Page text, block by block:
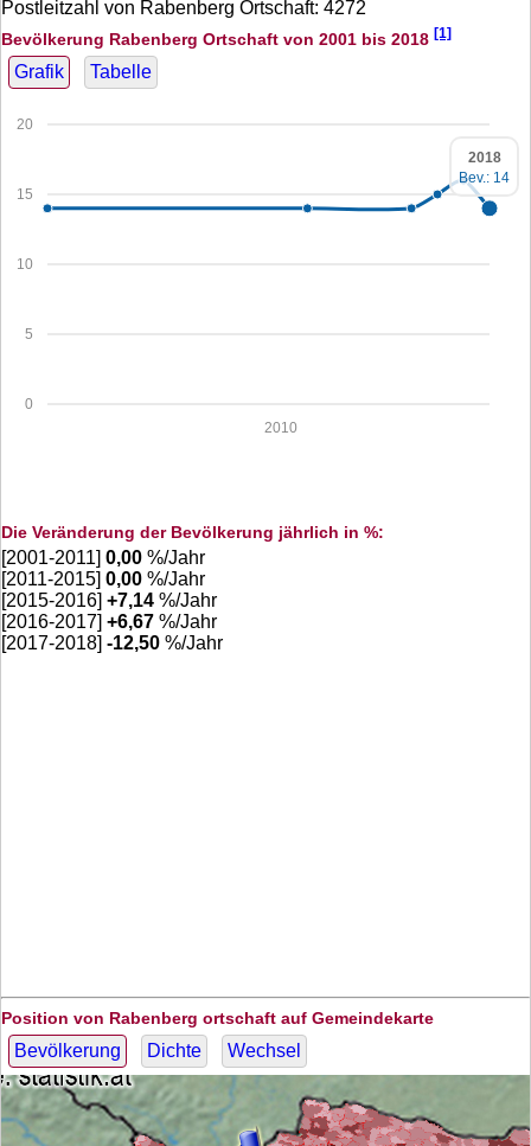
Postleitzahl von Rabenberg Ortschaft: 4272
Bevölkerung Rabenberg Ortschaft von 2001 bis 2018 [1]
Grafik Tabelle
0
5
10
15
20
2010
2018
Bev.: 14
Die Veränderung der Bevölkerung jährlich in %:
[2001-2011] 0,00 %/Jahr
[2011-2015] 0,00 %/Jahr
[2015-2016] +7,14 %/Jahr
[2016-2017] +6,67 %/Jahr
[2017-2018] -12,50 %/Jahr
Position von Rabenberg ortschaft auf Gemeindekarte
Bevölkerung Dichte Wechsel